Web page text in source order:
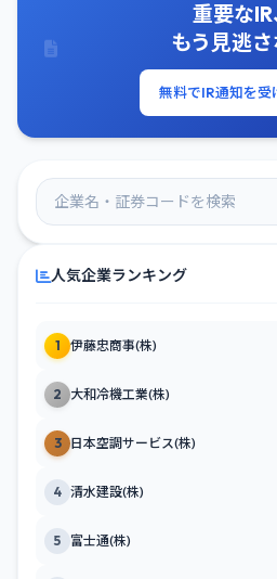
重要なIR
もう見逃
無料でIR通知を受
人気企業ランキング
1 伊藤忠商事(株)
2 大和冷機工業(株)
3 日本空調サービス(株)
4 清水建設(株)
5 富士通(株)